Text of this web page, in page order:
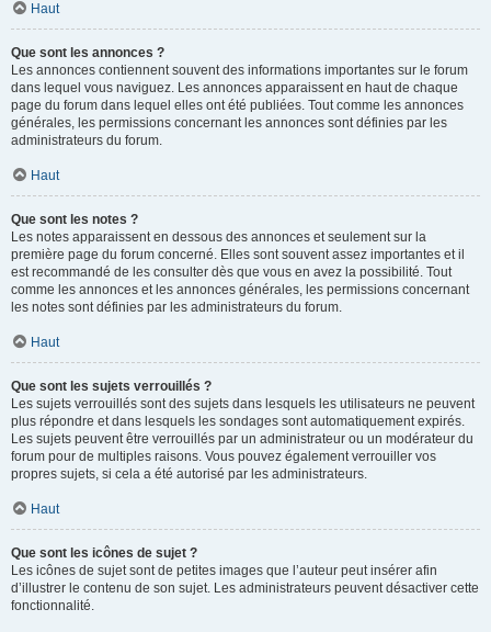
Haut
Que sont les annonces ?
Les annonces contiennent souvent des informations importantes sur le forum
dans lequel vous naviguez. Les annonces apparaissent en haut de chaque
page du forum dans lequel elles ont été publiées. Tout comme les annonces
générales, les permissions concernant les annonces sont définies par les
administrateurs du forum.
Haut
Que sont les notes ?
Les notes apparaissent en dessous des annonces et seulement sur la
première page du forum concerné. Elles sont souvent assez importantes et il
est recommandé de les consulter dès que vous en avez la possibilité. Tout
comme les annonces et les annonces générales, les permissions concernant
les notes sont définies par les administrateurs du forum.
Haut
Que sont les sujets verrouillés ?
Les sujets verrouillés sont des sujets dans lesquels les utilisateurs ne peuvent
plus répondre et dans lesquels les sondages sont automatiquement expirés.
Les sujets peuvent être verrouillés par un administrateur ou un modérateur du
forum pour de multiples raisons. Vous pouvez également verrouiller vos
propres sujets, si cela a été autorisé par les administrateurs.
Haut
Que sont les icônes de sujet ?
Les icônes de sujet sont de petites images que l’auteur peut insérer afin
d’illustrer le contenu de son sujet. Les administrateurs peuvent désactiver cette
fonctionnalité.